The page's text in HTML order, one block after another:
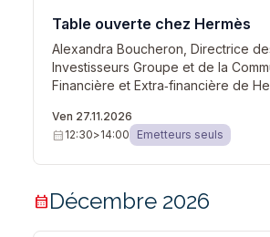
Table ouverte chez Hermès
Alexandra Boucheron, Directrice
Investisseurs Groupe et de la
Financière et Extra‑financière de
Ven 27.11.2026
calendar_month 12:30>14:00 Emetteurs seuls
calendar_monthDécembre 2026